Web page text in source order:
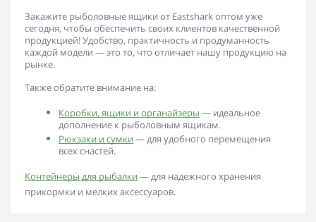
Закажите рыболовные ящики от Eastshark оптом уже
сегодня, чтобы обеспечить своих клиентов качественной
продукцией! Удобство, практичность и продуманность
каждой модели — это то, что отличает нашу продукцию на
рынке.
Также обратите внимание на:
Коробки, ящики и органайзеры — идеальное
дополнение к рыболовным ящикам.
Рюкзаки и сумки — для удобного перемещения
всех снастей.
Контейнеры для рыбалки — для надежного хранения
прикормки и мелких аксессуаров.